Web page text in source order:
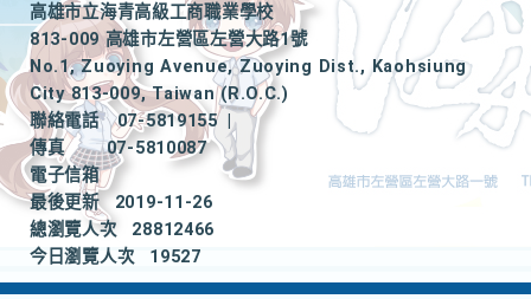
高雄市立海青高級工商職業學校
813-009 高雄市左營區左營大路1號
No.1, Zuoying Avenue, Zuoying Dist., Kaohsiung
City 813-009, Taiwan (R.O.C.)
聯絡電話
07-5819155
|
傳真
07-5810087
電子信箱
最後更新
2019-11-26
總瀏覽人次
28812466
今日瀏覽人次
19527